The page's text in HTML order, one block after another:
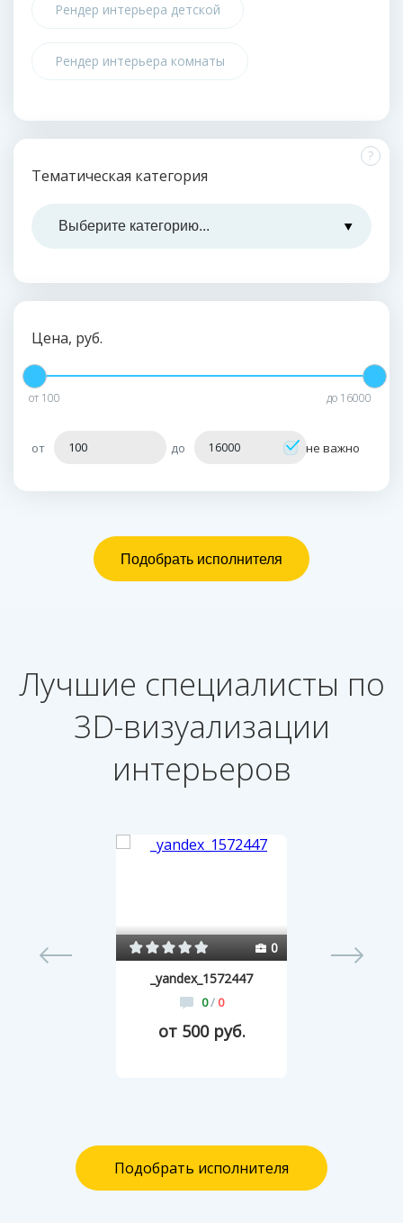
Рендер интерьера детской
Рендер интерьера комнаты
Тематическая категория
?
Цена, руб.
от 100 до 16000
от до не важно
Лучшие специалисты по
3D-визуализации
интерьеров
0
_yandex_1572447
0/ 0
от 500 руб.
Подобрать исполнителя